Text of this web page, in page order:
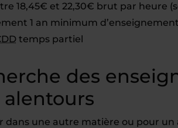
18,45€ et 22,30€ brut par heure
1 an minimum
temps partiel
des
alentours
dans une autre matière ou pour